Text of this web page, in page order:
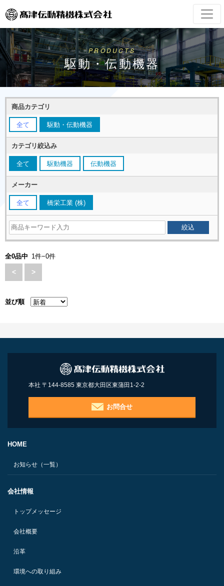
PRODUCTS
駆動・伝動機器
商品カテゴリ
全て 駆動・伝動機器
カテゴリ絞込み
全て 駆動機器 伝動機器
メーカー
全て 橋栄工業 (株)
全0品中 1件−0件
< >
並び順
本社 〒144-8585 東京都大田区東蒲田1-2-2
お問合せ
HOME
お知らせ（一覧）
会社情報
トップメッセージ
会社概要
沿革
環境への取り組み